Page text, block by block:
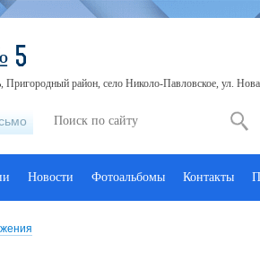
5
Пригородный район, село Николо-Павловское, ул.
Новости Фотоальбомы Контакты